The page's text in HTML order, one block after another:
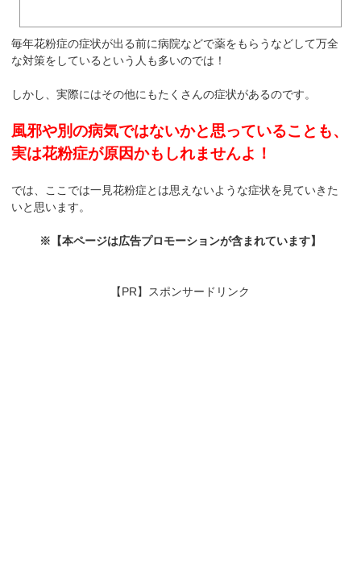
毎年花粉症の症状が出る前に病院などで薬をもらうなどして万全
な対策をしているという人も多いのでは！
しかし、実際にはその他にもたくさんの症状があるのです。
風邪や別の病気ではないかと思っていることも、
実は花粉症が原因かもしれませんよ！
では、ここでは一見花粉症とは思えないような症状を見ていきた
いと思います。
※【本ページは広告プロモーションが含まれています】
【PR】スポンサードリンク